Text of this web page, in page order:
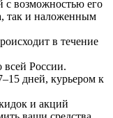
с возможностью его
так и наложенным
в течение
всей России.
дней, курьером к
и акций